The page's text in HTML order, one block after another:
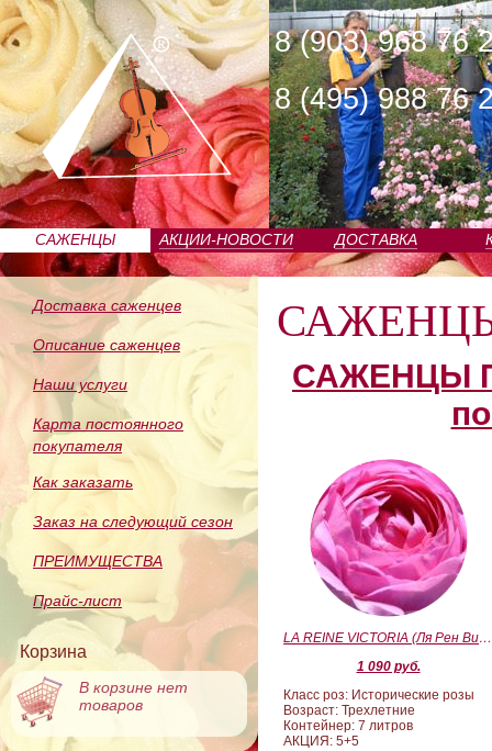
8 (903) 968 76
8 (495) 988 76
САЖЕНЦЫ
ПИТОМНИКА
АКЦИИ-НОВОСТИ ДОСТАВКА
Доставка саженцев
Описание саженцев
Наши услуги
Карта постоянного
покупателя
Как заказать
Заказ на следующий сезон
ПРЕИМУЩЕСТВА
Прайс-лист
Корзина
В корзине нет
товаров
САЖЕНЦЫ
LA REINE VICTORIA (Ля Рен Виктория)
1 090 руб.
Класс роз: Исторические розы
Возраст: Трехлетние
Контейнер: 7 литров
АКЦИЯ: 5+5